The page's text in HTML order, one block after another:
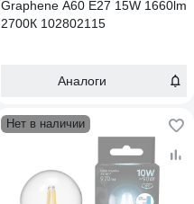
Graphene A60 E27 15W 1660lm
2700К 102802115
Аналоги
Нет в наличии